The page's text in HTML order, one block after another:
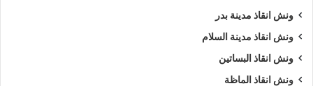
ونش انقاذ مدينة بدر
ونش انقاذ مدينة السلام
ونش انقاذ البساتين
ونش انقاذ الماظة